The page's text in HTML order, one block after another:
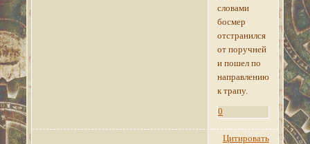
словами
босмер
отстранился
от поручней
и пошел по
направлению
к трапу.
0
Цитировать